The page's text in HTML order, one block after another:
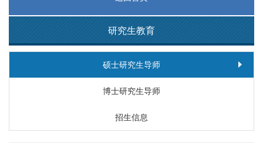
研究生教育
硕士研究生导师
博士研究生导师
招生信息